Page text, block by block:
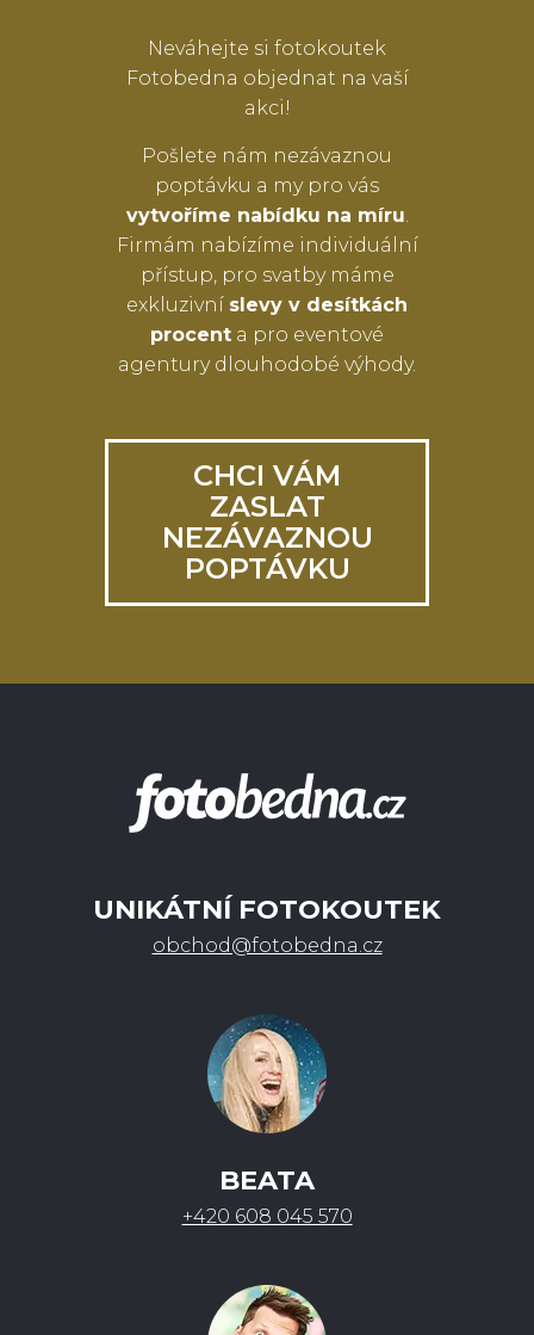
Neváhejte si fotokoutek
Fotobedna objednat na vaší
akci!
Pošlete nám nezávaznou
poptávku a my pro vás
vytvoříme nabídku na míru.
Firmám nabízíme individuální
přístup, pro svatby máme
exkluzivní slevy v desítkách
procent a pro eventové
agentury dlouhodobé výhody.
CHCI VÁM
ZASLAT
NEZÁVAZNOU
POPTÁVKU
UNIKÁTNÍ FOTOKOUTEK
obchod@fotobedna.cz
BEATA
+420 608 045 570